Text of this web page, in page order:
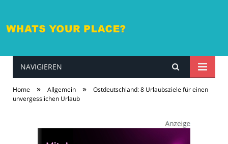
whatsyourplace.de
NAVIGIEREN
Home » Allgemein »
Ostdeutschland: 8 Urlaubsziele für einen
unvergesslichen Urlaub